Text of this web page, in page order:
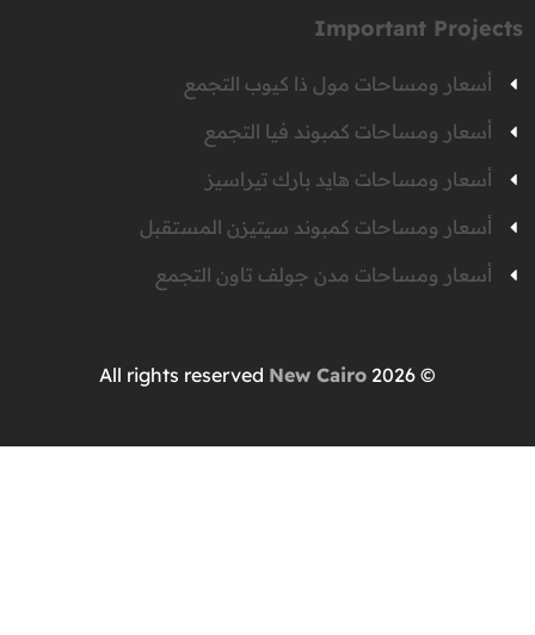
Important Projects
أسعار ومساحات مول ذا كيوب التجمع
أسعار ومساحات كمبوند فيا التجمع
أسعار ومساحات هايد بارك تيراسيز
أسعار ومساحات كمبوند سيتيزن المستقبل
أسعار ومساحات مدن جولف تاون التجمع
© 2026 All rights reserved
New Cairo